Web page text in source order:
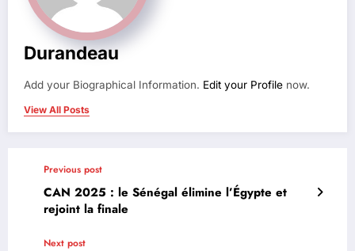
Durandeau
Add your Biographical Information. Edit your Profile now.
View All Posts
Previous post
CAN 2025 : le Sénégal élimine l’Égypte et
rejoint la finale
Next post